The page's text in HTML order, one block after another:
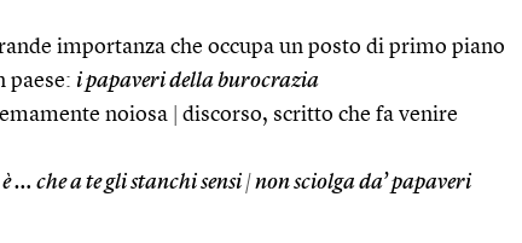
importanza che occupa un posto di primo piano
paese: i papaveri della burocrazia
noiosa
discorso, scritto che fa venire
… che a te gli stanchi sensi |non sciolga da’ papaveri